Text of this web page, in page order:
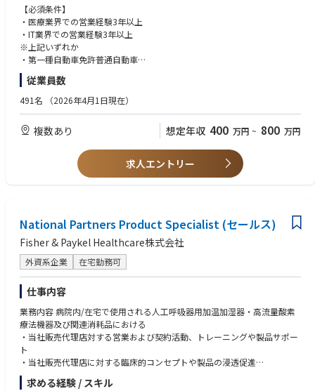
行うことも重要業務のひとつです。
■ポジションの魅力：
医療情報システムの販売、既存顧客のフォロー業務を通して、病院全体の
幅広い病院情報システム知識が習得できます。また、顧客との信頼関係も
私たちの顧客は医用画像を撮影する病院・健診センターなどの医療機関で
す。医療機関ひいては患者のためによりよいサービスを提供すること目指
しています。
■働き方：
・いつでもMy休暇（年次有給休暇とは別でいつでも取得できる休暇が5日
■当社の魅力
医用画像システム(以下PACS)マーケットで業界第2位のシェアを保持して
います。
クラウド型のPACSにフォーカスするとシェアは第1位です。国内に約2,20
0の顧客を抱えています。
近年では、AIによる画像解析サービス、個人が自身の医療情報を管理可能
なPHRサービスなど新規事業を展開しています。
「医療情報をみんなの手に」という企業目標を掲げ、健康な社会を支える
医療情報インフラの構築を目指しています。目標達成を目指すメンバーの
一人として是非ご参加ください。
【必須条件】
・医療業界での営業経験3年以上
・IT業界での営業経験3年以上
※上記いずれか
・第一種自動車免許普通自動車
【優遇条件】
・チーム予算あるいは個人予算を持っての営業経験のある方
従業員数
491名 （2026年4月1日現在）
複数あり 想定年収 400 万円 ~ 800 万円
求人エントリー
National Partners Product Specialist (セールス)
Fisher & Paykel Healthcare株式会社
外資系企業 在宅勤務可
仕事内容
業務内容 病院内/在宅で使用される人工呼吸器用加温加湿器・高流量酸素
療法機器及び関連消耗品における
・当社販売代理店対する営業および契約活動、トレーニングや製品サポー
ト
・当社販売代理店に対する臨床的コンセプトや製品の浸透促進
・担当領域における拡販施策の立案・遂行並びに市場動向の情報収集
求める経験 / スキル